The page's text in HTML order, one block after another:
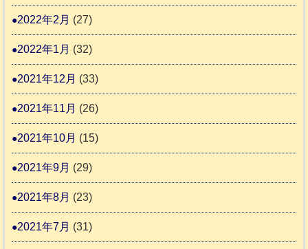
2022年2月 (27)
2022年1月 (32)
2021年12月 (33)
2021年11月 (26)
2021年10月 (15)
2021年9月 (29)
2021年8月 (23)
2021年7月 (31)